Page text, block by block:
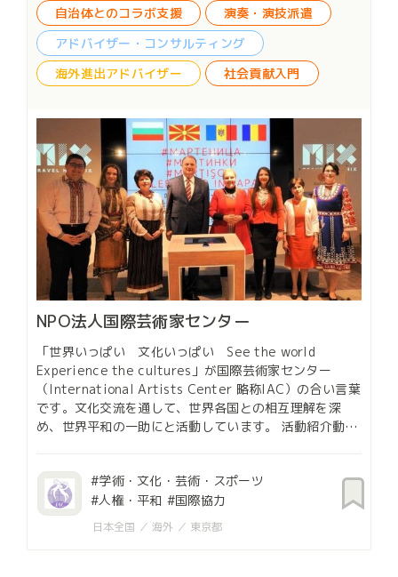
・演技派遣
貢献入門
the world
術家センター
IAC）の合い言葉
の相互理解を深
す。 活動紹介動
ア ヒロシマズ」を
家交流を中心に活
民間団体で「国
スポンサー
イベントスポンサ
ハンディキャップスポンサー
認定NPO法人スマイリングホ
パン
私たちは、”創造的でワクワク陽気な気
る”と信じ、難病や障がいにより長期入
ている子どもたちに質の高いアートを
います。 プロによる定期的参加型アー
り、制限の多い空間で受け身になりが
持ち続けられるよう支援しています。 また、在宅医療を
受ける重度の障がい児を訪問し、障が
た独自の感覚教材やICT教材を使った
ています。 「入院しててもこんなことができるんだ
保健・医療・福祉